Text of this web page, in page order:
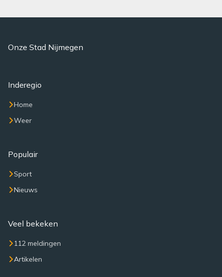
Onze Stad Nijmegen
Inderegio
Home
Weer
Populair
Sport
Nieuws
Veel bekeken
112 meldingen
Artikelen